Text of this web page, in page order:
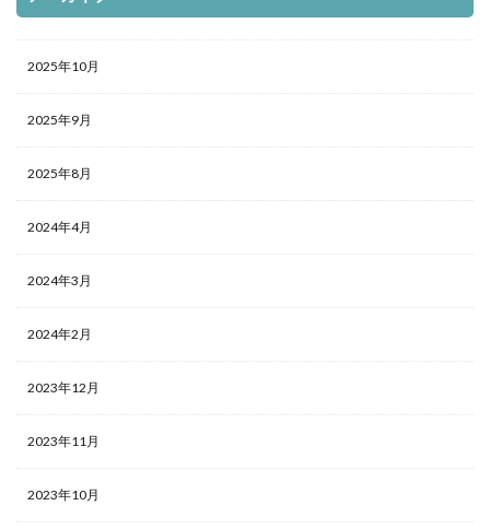
2025年10月
2025年9月
2025年8月
2024年4月
2024年3月
2024年2月
2023年12月
2023年11月
2023年10月